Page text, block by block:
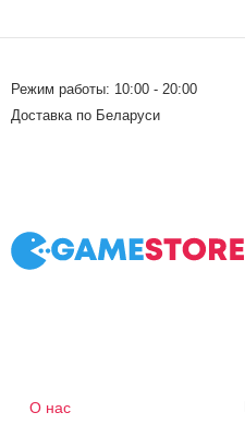
Режим работы: 10:00 - 20:00
Доставка по Беларуси
О нас